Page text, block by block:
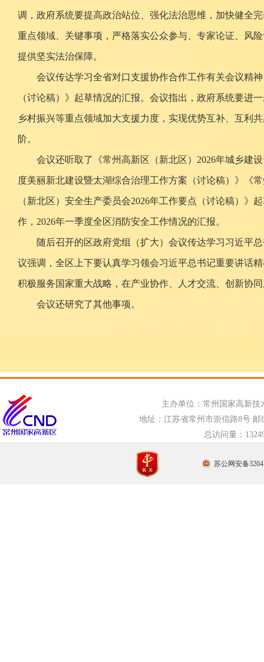
调，政府系统要提高政治站位、强化法治思维，加快健全
重点领域、关键事项，严格落实公众参与、专家论证、风
提供坚实法治保障。
会议传达学习全省对口支援协作合作工作有关会议精
（讨论稿）》起草情况的汇报。会议指出，政府系统要进
乡村振兴等重点领域加大支援力度，实现优势互补、互利
阶。
会议还听取了《常州高新区（新北区）2026年城乡建
度美丽新北建设暨太湖综合治理工作方案（讨论稿）》《
（新北区）安全生产委员会2026年工作要点（讨论稿）
作，2026年一季度全区消防安全工作情况的汇报。
随后召开的区政府党组（扩大）会议传达学习习近平
议强调，全区上下要认真学习领会习近平总书记重要讲话
积极服务国家重大战略，在产业协作、人才交流、创新协
会议还研究了其他事项。
主办单位：常州国家高新
地址：江苏省常州市崇信路8号 邮
总访问量：
苏公网安备